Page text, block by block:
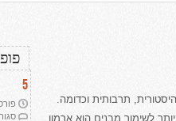
תרבותית וכדומה.
לשימור מבנים הוא ארמון
5